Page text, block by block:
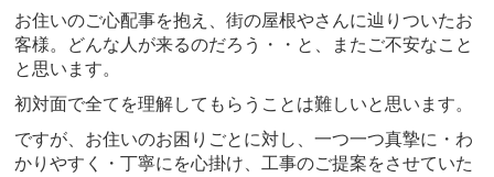
お住いのご心配事を抱え、街の屋根やさんに辿りついたお
客様。どんな人が来るのだろう・・と、またご不安なこと
と思います。
初対面で全てを理解してもらうことは難しいと思います。
ですが、お住いのお困りごとに対し、一つ一つ真摯に・わ
かりやすく・丁寧にを心掛け、工事のご提案をさせていた